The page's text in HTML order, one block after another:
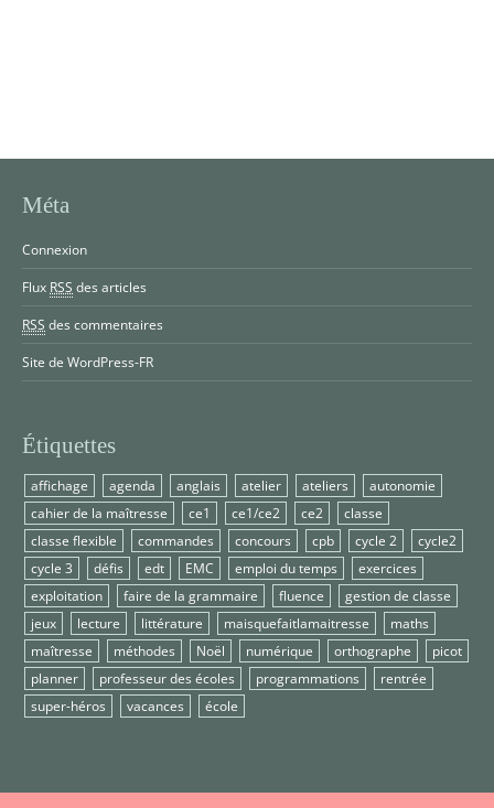
Méta
Connexion
Flux RSS des articles
RSS des commentaires
Site de WordPress-FR
Étiquettes
affichage agenda anglais atelier ateliers
autonomie
cahier de la maîtresse
ce1 ce1/ce2 ce2
classe
classe flexible
commandes concours cpb cycle 2
cycle2
cycle 3
défis edt EMC emploi du temps
exercices
exploitation
faire de la grammaire fluence
gestion de classe
jeux
lecture littérature maisquefaitlamaitresse
maths
maîtresse
méthodes Noël numérique orthographe
picot
planner
professeur des écoles programmations
rentrée
super-héros
vacances école